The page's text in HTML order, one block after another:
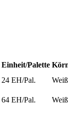
Einheit/Palette
24 EH/Pal. Weiß
64 EH/Pal. Weiß